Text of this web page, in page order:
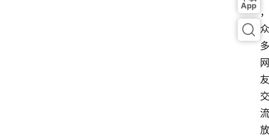
，
众
多
网
友
交
流
放
App